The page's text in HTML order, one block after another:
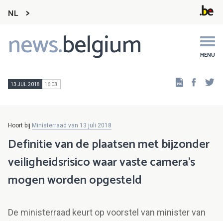
NL
news.belgium MENU
Main
navigation
13 JUL 2018 16:03
Hoort bij Ministerraad van 13 juli 2018
Definitie van de plaatsen met bijzonder
veiligheidsrisico waar vaste camera's
mogen worden opgesteld
De ministerraad keurt op voorstel van minister van